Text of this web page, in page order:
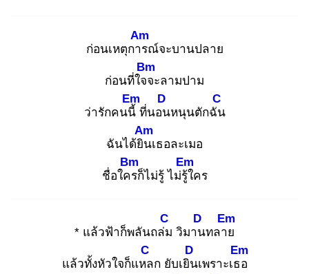
ก่อนเหตุการ
Am
ณ์จะบานปลาย
ก่อนที่ใจจ
Bm
ะลามปาม
ว่ารักคนนี้
Em
ที่นอน
D
หนุนตักฉัน
C
ฉันได้ยิน
Am
เธอละเมอ
ชื่อใคร
Bm
ก็ไม่รู้ ไม่รู้ใ
Em
คร
* แล้วฟ้าก็พลันถล่ม
C
วิมาน
D
ทลาย
Em
แล้วทั้งหัวใจก็แหล
C
ก ยับเยิน
D
เพราะเธอ
Em